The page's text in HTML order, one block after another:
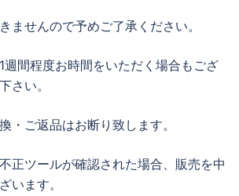
ませんので予めご了承ください。
週間程度お時間をいただく場合もござ
さい。
・ご返品はお断り致します。
正ツールが確認された場合、販売を中
います。